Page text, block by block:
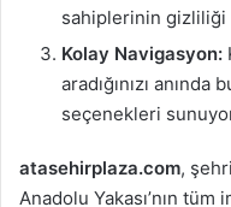
sahiplerinin
Kolay Navigasyon:
aradığınızı anında
seçenekleri
atasehirplaza.com,
Anadolu Yakası’nın